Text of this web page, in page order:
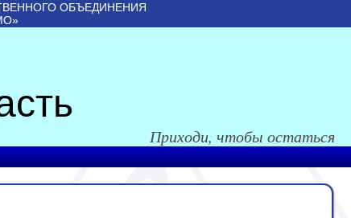
ОБЪЕДИНЕНИЯ
Приходи, чтобы остаться